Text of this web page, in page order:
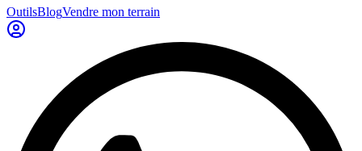
OutilsBlogVendre mon terrain